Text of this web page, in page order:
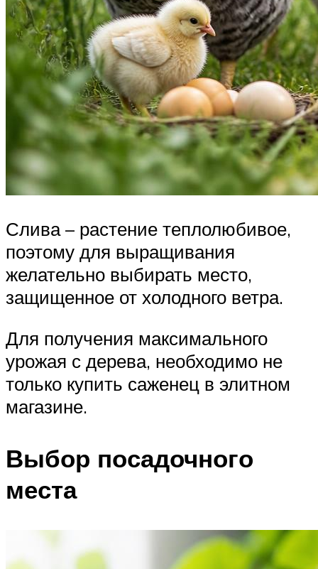
Слива – растение теплолюбивое,
поэтому для выращивания
желательно выбирать место,
защищенное от холодного ветра.
Для получения максимального
урожая с дерева, необходимо не
только купить саженец в элитном
магазине.
Выбор посадочного
места